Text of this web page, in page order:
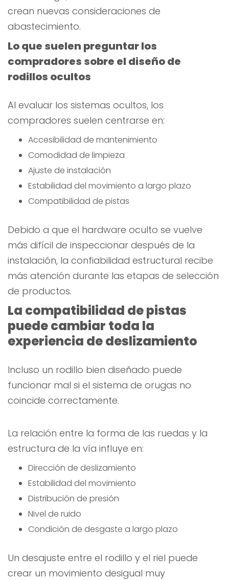
crean nuevas consideraciones de
abastecimiento.
Lo que suelen preguntar los
compradores sobre el diseño de
rodillos ocultos
Al evaluar los sistemas ocultos, los
compradores suelen centrarse en:
Accesibilidad de mantenimiento
Comodidad de limpieza
Ajuste de instalación
Estabilidad del movimiento a largo plazo
Compatibilidad de pistas
Debido a que el hardware oculto se vuelve
más difícil de inspeccionar después de la
instalación, la confiabilidad estructural recibe
más atención durante las etapas de selección
de productos.
La compatibilidad de pistas
puede cambiar toda la
experiencia de deslizamiento
Incluso un rodillo bien diseñado puede
funcionar mal si el sistema de orugas no
coincide correctamente.
La relación entre la forma de las ruedas y la
estructura de la vía influye en:
Dirección de deslizamiento
Estabilidad del movimiento
Distribución de presión
Nivel de ruido
Condición de desgaste a largo plazo
Un desajuste entre el rodillo y el riel puede
crear un movimiento desigual muy